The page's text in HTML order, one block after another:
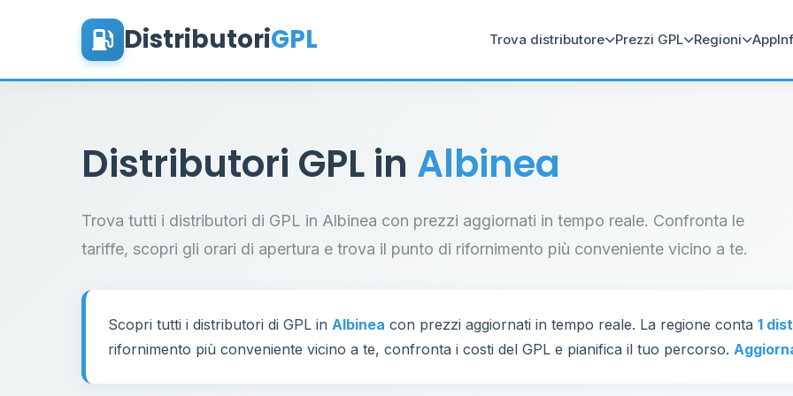
DistributoriGPL Trova distributore Prezzi GPL Regioni App
Distributori GPL in Albinea
Trova tutti i distributori di GPL in Albinea con prezzi aggiornati in tempo reale. Confronta le
tariffe, scopri gli orari di apertura e trova il punto di rifornimento più conveniente vicino a te.
Scopri tutti i distributori di GPL in Albinea con prezzi aggiornati in tempo reale. La regione conta 1
rifornimento più conveniente vicino a te, confronta i costi del GPL e pianifica il tuo percorso.